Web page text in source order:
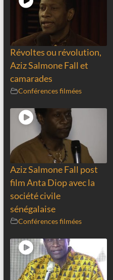
Révoltes ou révolution,
Aziz Salmone Fall et
camarades
Conférences filmées
Aziz Salmone Fall post
film Anta Diop avec la
société civile
sénégalaise
Conférences filmées